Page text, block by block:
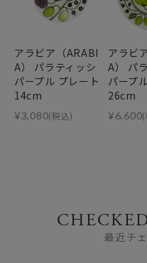
アラビア（ARABI
A） パラティッシ
パープル プレート
14cm
¥3,080(税込)
アラビ
A） パ
パープ
26cm
¥6,600
最近チ